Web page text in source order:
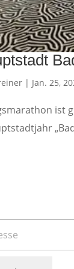
| Jan. 25,
ist